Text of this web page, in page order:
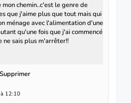
mon chemin..c'est le genre de
que j'aime plus que tout mais qui
ménage avec l'alimentation d'une
qu'une fois que j'ai commencé
ne sais plus m'arrêter!!
Supprimer
12:10